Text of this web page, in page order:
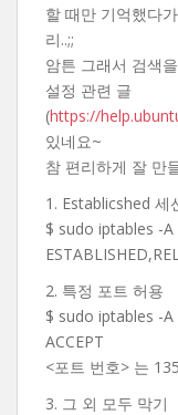
할 때만 기억했다
리..;;
암튼 그래서 검색
설정 관련 글
(https://
있네요~
참 편리하게 잘 만
1. Establicshed 세
$ sudo iptables -
2. 특정 포트 허용
$ sudo iptables -
ACCEPT
<포트 번호> 는
3. 그 외 모두 막기